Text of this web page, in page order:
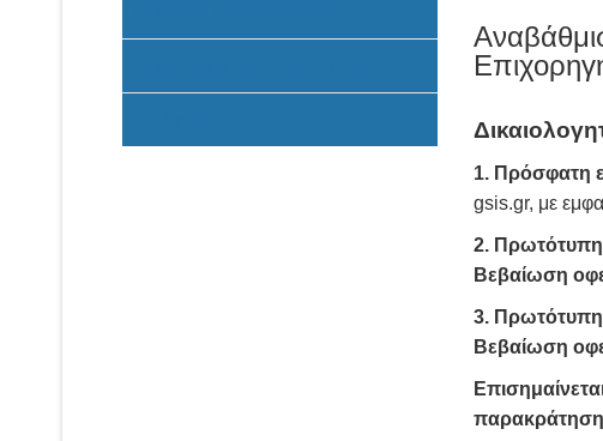
1. Πρόσφατη
gsis.gr, με
2. Πρωτότυπη
Βεβαίωση
3. Πρωτότυπη
Βεβαίωση